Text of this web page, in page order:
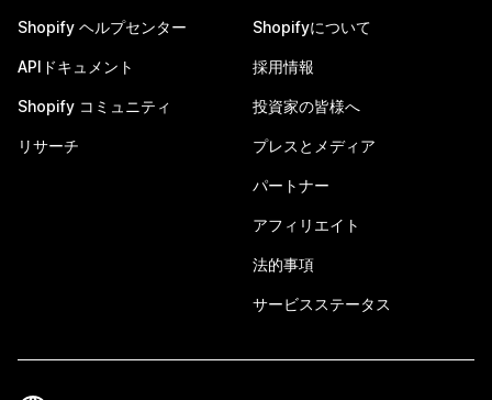
Shopify ヘルプセンター
APIドキュメント
Shopify コミュニティ
リサーチ
Shopifyについて
採用情報
投資家の皆様へ
プレスとメディア
パートナー
アフィリエイト
法的事項
サービスステータス